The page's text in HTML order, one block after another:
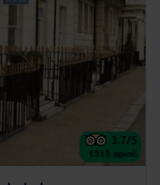
3.7/5
1515 opinii